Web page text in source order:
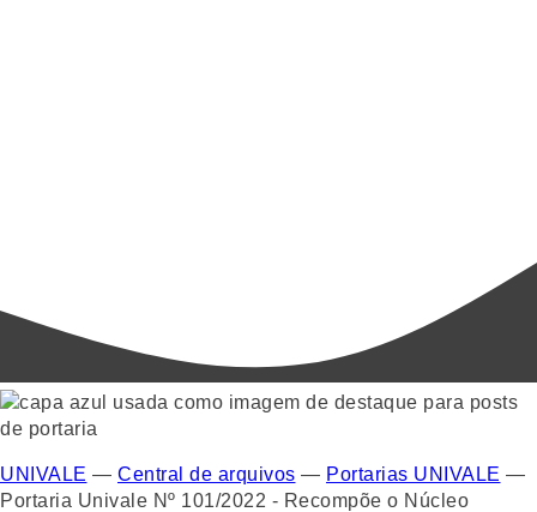
UNIVALE — Central de arquivos — Portarias UNIVALE —
Portaria Univale Nº 101/2022 - Recompõe o Núcleo